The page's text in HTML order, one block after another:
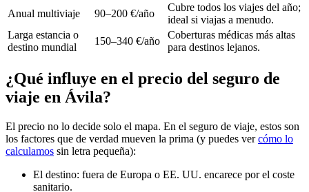
Anual multiviaje
90–200 €/año
Cubre todos los viajes del año;
ideal si viajas a menudo.
Larga estancia o
destino mundial
150–340 €/año
Coberturas médicas más altas
para destinos lejanos.
¿Qué influye en el precio del seguro de
viaje en Ávila?
El precio no lo decide solo el mapa. En el seguro de viaje, estos son
los factores que de verdad mueven la prima (y puedes vercómo lo
calculamos sin letra pequeña):
El destino: fuera de Europa o EE. UU. encarece por el coste
sanitario.